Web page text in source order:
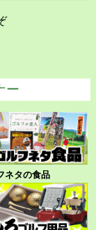
ー
ネタの食品